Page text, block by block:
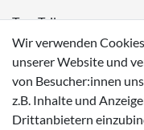
Tom Tailor
Wir verwenden
unserer Website und
von Besucher:innen
z.B. Inhalte und
Drittanbietern